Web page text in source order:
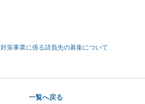
策事業に係る請負先の募集について
一覧へ戻る